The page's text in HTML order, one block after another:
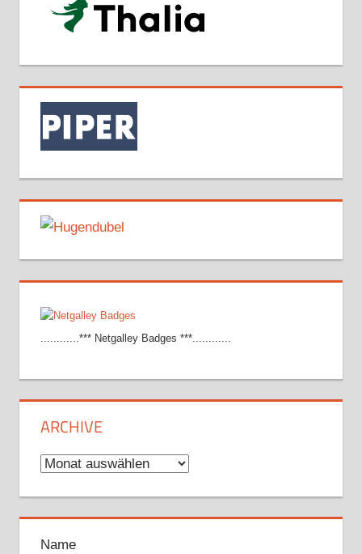
............*** Netgalley Badges ***............
ARCHIVE
Archive
Name